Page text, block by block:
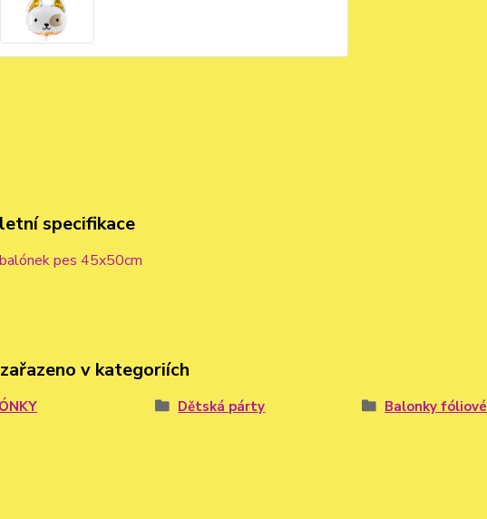
specifikace
pes 45x50cm
v kategoriích
Dětská párty Balonky fóliové